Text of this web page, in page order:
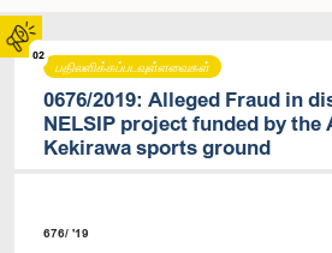
02
பதிலளிக்கப்படவுள்ளவைகள்
0676/2019: Alleged Fraud in
NELSIP project funded by the
Kekirawa sports ground
676/ '19